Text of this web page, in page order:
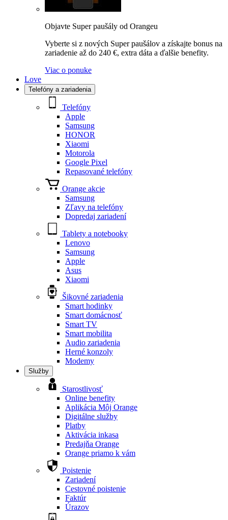
Objavte Super paušály od Orangeu
Vyberte si z nových Super paušálov a získajte bonus na
zariadenie až do 240 €, extra dáta a ďalšie benefity.
Viac o ponuke
Love
Telefóny a zariadenia
Telefóny
Apple
Samsung
HONOR
Xiaomi
Motorola
Google Pixel
Repasované telefóny
Orange akcie
Samsung
Zľavy na telefóny
Dopredaj zariadení
Tablety a notebooky
Lenovo
Samsung
Apple
Asus
Xiaomi
Šikovné zariadenia
Smart hodinky
Smart domácnosť
Smart TV
Smart mobilita
Audio zariadenia
Herné konzoly
Modemy
Služby
Starostlivosť
Online benefity
Aplikácia Môj Orange
Digitálne služby
Platby
Aktivácia inkasa
Predajňa Orange
Orange priamo k vám
Poistenie
Zariadení
Cestovné poistenie
Faktúr
Úrazov